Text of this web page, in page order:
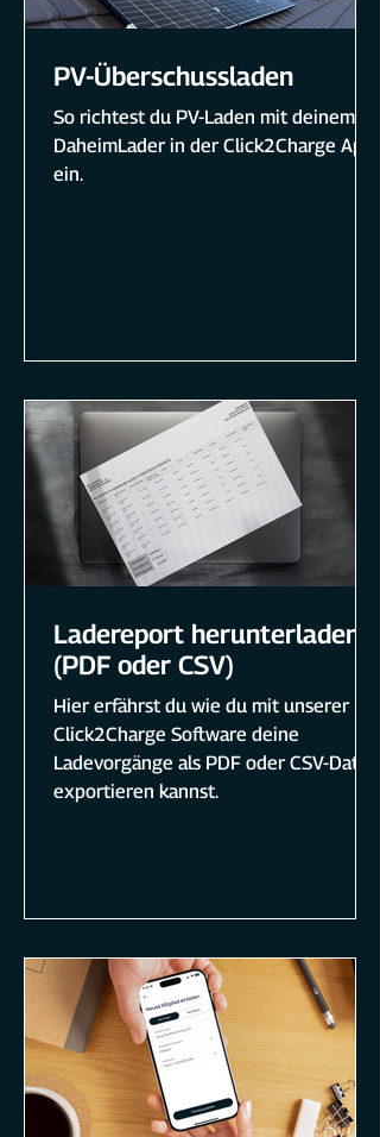
PV-Überschussladen
So richtest du PV-Laden mit deinem
DaheimLader in der Click2Charge App
ein.
Ladereport herunterladen
(PDF oder CSV)
Hier erfährst du wie du mit unserer
Click2Charge Software deine
Ladevorgänge als PDF oder CSV-Datei
exportieren kannst.